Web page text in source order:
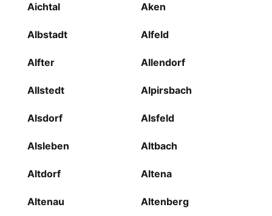
Aichtal Aken
Albstadt Alfeld
Alfter Allendorf
Allstedt Alpirsbach
Alsdorf Alsfeld
Alsleben Altbach
Altdorf Altena
Altenau Altenberg